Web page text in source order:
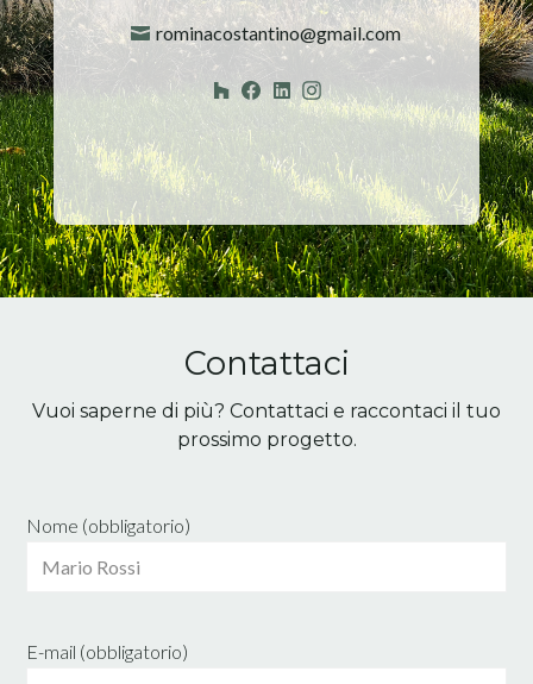
HOME
rominacostantino@gmail.com
Contattaci
Vuoi saperne di più? Contattaci e raccontaci il tuo
prossimo progetto.
Nome (obbligatorio)
E-mail (obbligatorio)